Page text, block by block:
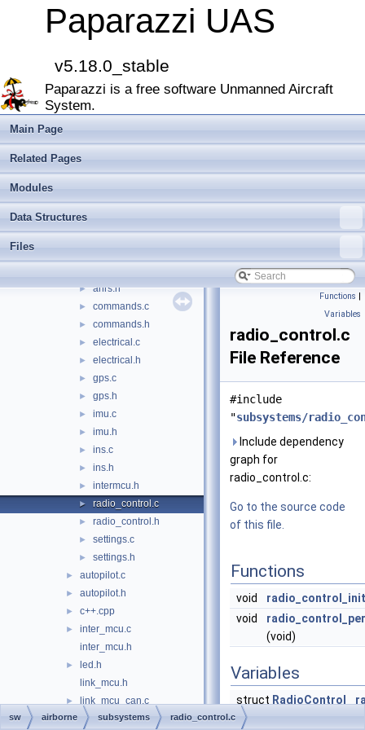
Paparazzi UAS
v5.18.0_stable
Paparazzi is a free software Unmanned Aircraft
System.
Main Page
Related Pages
Modules
Data Structures
Files
► ahrs
► imu
► ins
► intermcu
► radio_control
►
►
actuators.c
► ahrs.h
► commands.c
► commands.h
► electrical.c
► electrical.h
► gps.c
► gps.h
► imu.c
► imu.h
► ins.c
► ins.h
► intermcu.h
► radio_control.c
► radio_control.h
► settings.c
► settings.h
► autopilot.c
► autopilot.h
► c++.cpp
►
inter_mcu.c
inter_mcu.h
►
led.h
link_mcu.h
► link_mcu_can.c
► link_mcu_can.h
Functions |
Variables
radio_control.c
File Reference
#include
"subsystems/
Include dependency
graph for
radio_control.c:
Go to the source code
of this file.
Functions
void
radio_control_init
void
(void)
Variables
struct RadioControl
sw airborne subsystems radio_control.c